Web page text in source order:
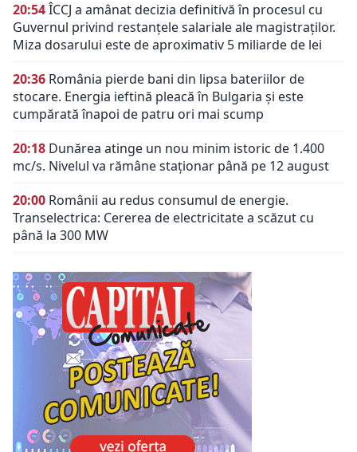
20:54ÎCCJ a amânat decizia definitivă în procesul cu
Guvernul privind restanțele salariale ale magistraților.
Miza dosarului este de aproximativ 5 miliarde de lei
20:36 România pierde bani din lipsa bateriilor de
stocare. Energia ieftină pleacă în Bulgaria și este
cumpărată înapoi de patru ori mai scump
20:18 Dunărea atinge un nou minim istoric de 1.400
mc/s. Nivelul va rămâne staționar până pe 12 august
20:00 Românii au redus consumul de energie.
Transelectrica: Cererea de electricitate a scăzut cu
până la 300 MW